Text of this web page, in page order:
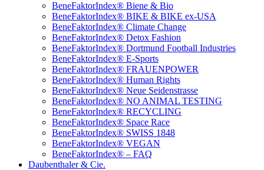
BeneFaktorIndex® Biene & Bio
BeneFaktorIndex® BIKE & BIKE ex-USA
BeneFaktorIndex® Climate Change
BeneFaktorIndex® Detox Fashion
BeneFaktorIndex® Dortmund Football Industries
BeneFaktorIndex® E-Sports
BeneFaktorIndex® FRAUENPOWER
BeneFaktorIndex® Human Rights
BeneFaktorIndex® Neue Seidenstrasse
BeneFaktorIndex® NO ANIMAL TESTING
BeneFaktorIndex® RECYCLING
BeneFaktorIndex® Space Race
BeneFaktorIndex® SWISS 1848
BeneFaktorIndex® VEGAN
BeneFaktorIndex® – FAQ
Daubenthaler & Cie.